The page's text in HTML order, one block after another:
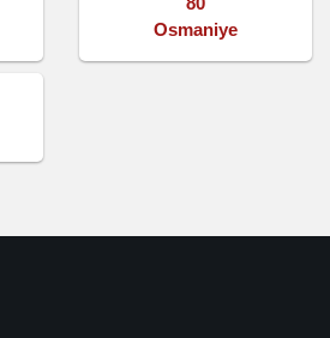
Osmaniye